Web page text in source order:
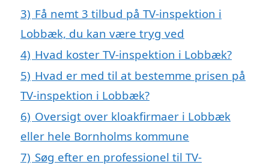
3) Få nemt 3 tilbud på TV-inspektion i
Lobbæk, du kan være tryg ved
4) Hvad koster TV-inspektion i Lobbæk?
5) Hvad er med til at bestemme prisen på
TV-inspektion i Lobbæk?
6) Oversigt over kloakfirmaer i Lobbæk
eller hele Bornholms kommune
7) Søg efter en professionel til TV-